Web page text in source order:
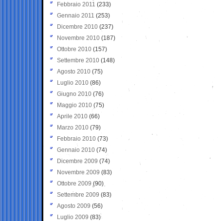
Febbraio 2011 (233)
Gennaio 2011 (253)
Dicembre 2010 (237)
Novembre 2010 (187)
Ottobre 2010 (157)
Settembre 2010 (148)
Agosto 2010 (75)
Luglio 2010 (86)
Giugno 2010 (76)
Maggio 2010 (75)
Aprile 2010 (66)
Marzo 2010 (79)
Febbraio 2010 (73)
Gennaio 2010 (74)
Dicembre 2009 (74)
Novembre 2009 (83)
Ottobre 2009 (90)
Settembre 2009 (83)
Agosto 2009 (56)
Luglio 2009 (83)